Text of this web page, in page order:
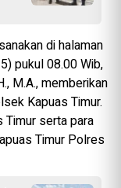
di halaman
pukul 08.00 Wib,
M.A., memberikan
Kapuas Timur.
Timur serta para
Timur Polres